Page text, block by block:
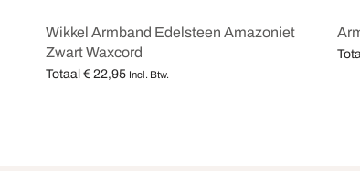
Wikkel Armband Edelsteen Amazoniet
Zwart Waxcord
Totaal € 22,95 Incl. Btw.